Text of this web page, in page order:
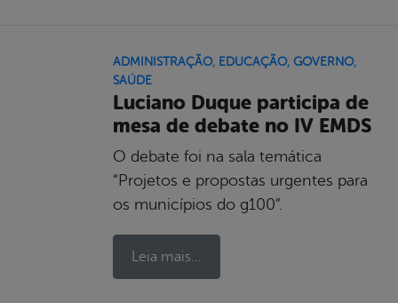
ADMINISTRAÇÃO, EDUCAÇÃO, GOVERNO,
SAÚDE
Luciano Duque participa de
mesa de debate no IV EMDS
O debate foi na sala temática
“Projetos e propostas urgentes para
os municípios do g100”.
Leia mais...